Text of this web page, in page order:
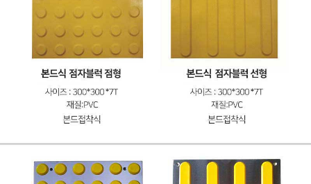
이코 라이프 하